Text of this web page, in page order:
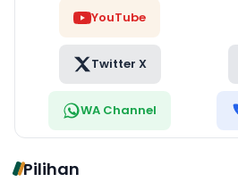
YouTube
Twitter X
WA Channel
Pilihan